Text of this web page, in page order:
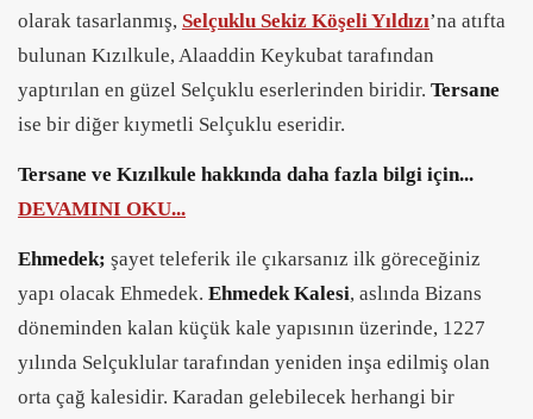
olarak tasarlanmış, Selçuklu Sekiz Köşeli Yıldızı’na atıfta
bulunan Kızılkule, Alaaddin Keykubat tarafından
yaptırılan en güzel Selçuklu eserlerinden biridir. Tersane
ise bir diğer kıymetli Selçuklu eseridir.
Tersane ve Kızılkule hakkında daha fazla bilgi için...
DEVAMINI OKU...
Ehmedek; şayet teleferik ile çıkarsanız ilk göreceğiniz
yapı olacak Ehmedek. Ehmedek Kalesi, aslında Bizans
döneminden kalan küçük kale yapısının üzerinde, 1227
yılında Selçuklular tarafından yeniden inşa edilmiş olan
orta çağ kalesidir. Karadan gelebilecek herhangi bir